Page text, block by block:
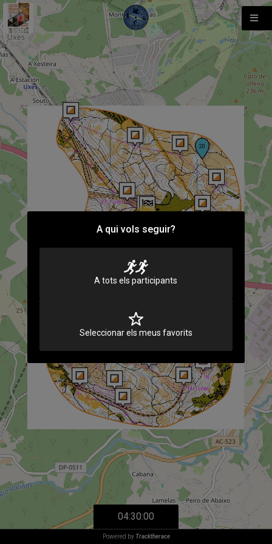
A qui vols seguir?
A tots els participants
Seleccionar els meus favorits
Powered by Tracktherace
04:30:00